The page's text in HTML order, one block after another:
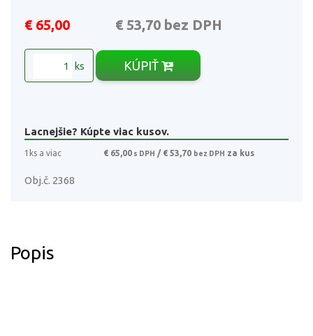
€ 65,00 € 53,70 bez DPH
ks KÚPIŤ
Lacnejšie? Kúpte viac kusov.
1ks a viac € 65,00 s DPH / € 53,70 bez DPH za kus
Obj.č. 2368
Popis